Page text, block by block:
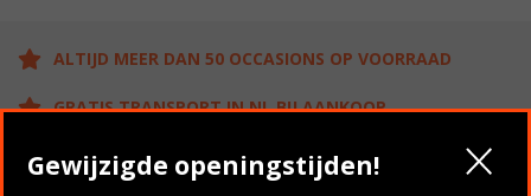
ALTIJD MEER DAN 50 OCCASIONS OP VOORRAAD
GRATIS TRANSPORT IN NL BIJ AANKOOP
KLANTEN BEOORDELEN ONS MET EEN 9.6/10
Gewijzigde openingstijden!